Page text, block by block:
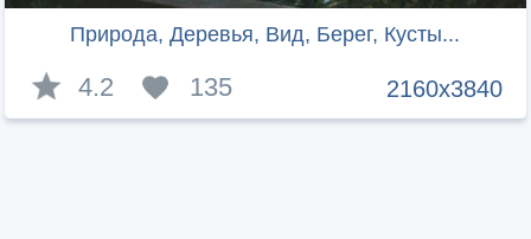
Природа, Деревья, Вид, Берег, Кусты...
2160x3840
4.2 135